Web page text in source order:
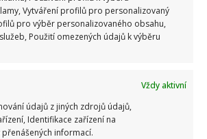
Vytváření profilů pro personalizovaný
pro výběr personalizovaného obsahu,
Použití omezených údajů k výběru
Vždy aktivní
údajů z jiných zdrojů údajů,
Identifikace zařízení na
informací.